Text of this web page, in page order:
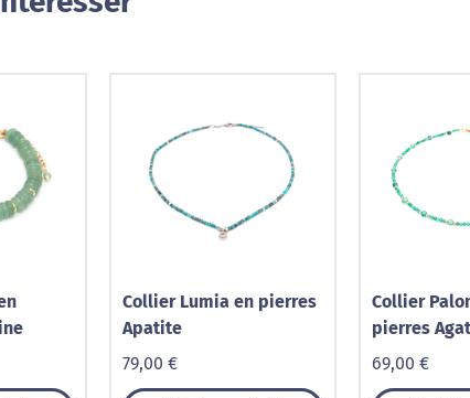
Collier Lumia en pierres
Apatite
79,00 €
Collier
pierres
69,00 €